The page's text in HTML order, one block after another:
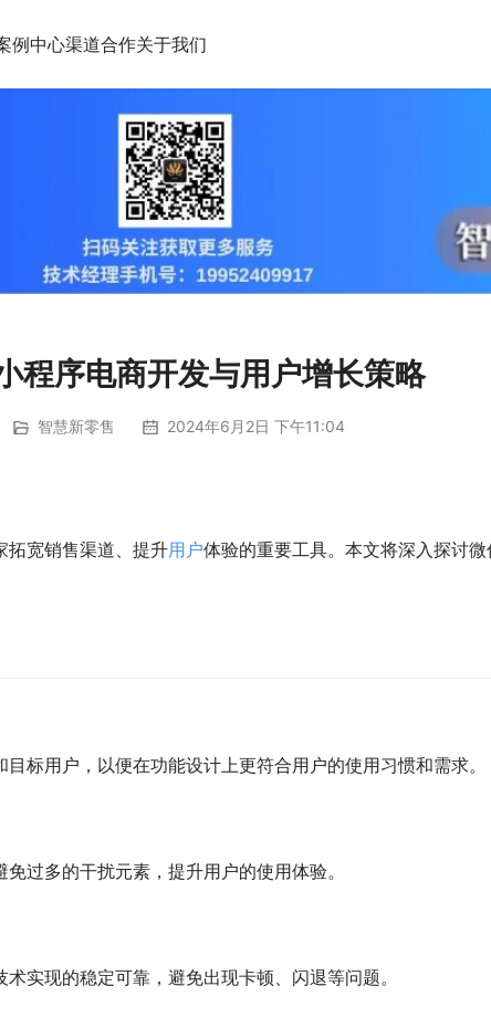
例中心渠道合作关于我们
程序电商开发与用户增长策略
智慧新零售 2024年6月2日 下午11:04
拓宽销售渠道、提升用户体验的重要工具。本文将深入探讨
标用户，以便在功能设计上更符合用户的使用习惯和需求。
过多的干扰元素，提升用户的使用体验。
实现的稳定可靠，避免出现卡顿、闪退等问题。